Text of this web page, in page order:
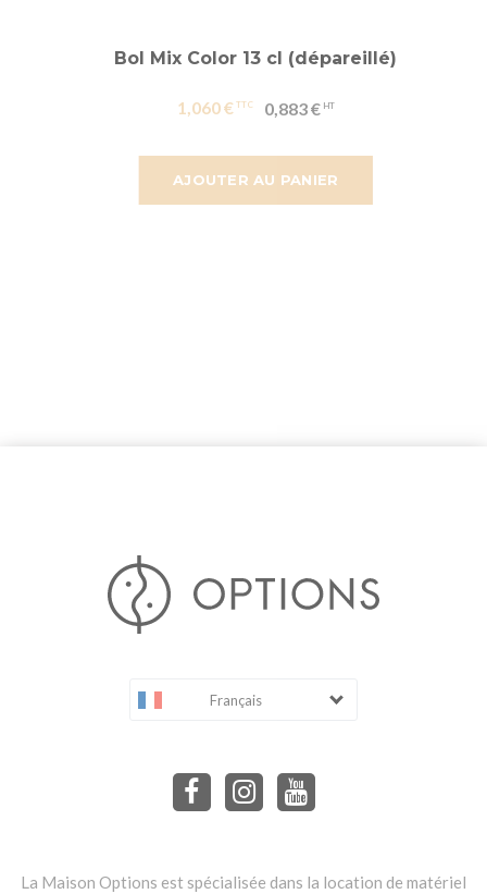
AJOUTER AU PANIER
Bol Mix Color 13 cl (dépareillé)
1,060 € 0,883 €
Français
La Maison Options est spécialisée dans la location de matériel